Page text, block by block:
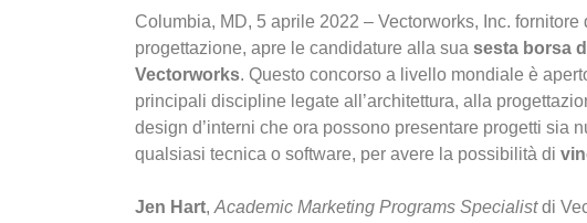
Columbia, MD, 5 aprile 2022 – Vectorworks, Inc.
progettazione, apre le candidature alla sua sesta borsa
Vectorworks. Questo concorso a livello mondiale è
principali discipline legate all’architettura, alla
design d’interni che ora possono presentare progetti sia
qualsiasi tecnica o software, per avere la possibilità di
Jen Hart, Academic Marketing Programs Specialistdi